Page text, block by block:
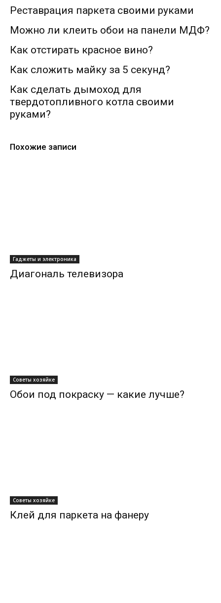
Реставрация паркета своими руками
Можно ли клеить обои на панели МДФ?
Как отстирать красное вино?
Как сложить майку за 5 секунд?
Как сделать дымоход для
твердотопливного котла своими
руками?
Похожие записи
Гаджеты и электроника
Диагональ телевизора
Советы хозяйке
Обои под покраску — какие лучше?
Советы хозяйке
Клей для паркета на фанеру